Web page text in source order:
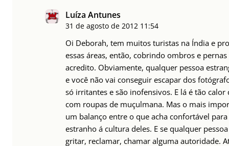
Luíza Antunes
31 de agosto de 2012 11:54
Oi Deborah, tem muitos turistas na Índia e
essas áreas, então, cobrindo ombros e
acredito. Obviamente, qualquer pessoa
e você não vai conseguir escapar dos
só irritantes e são inofensivos. E lá é tão
com roupas de muçulmana. Mas o mais
um balanço entre o que acha confortável
estranho á cultura deles. E se qualquer
gritar, reclamar, chamar alguma autoridade.